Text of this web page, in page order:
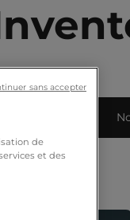
de
et des
sans accepter